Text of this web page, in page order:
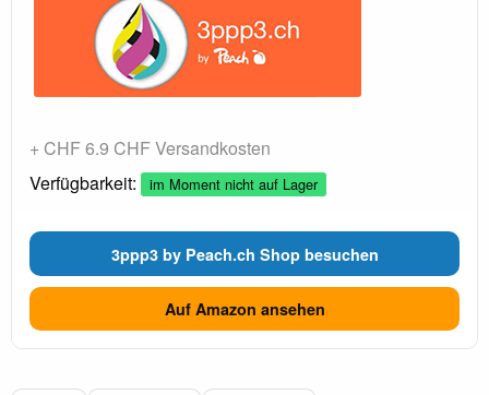
+ CHF 6.9 CHF Versandkosten
Verfügbarkeit:
im Moment nicht auf Lager
3ppp3 by Peach.ch Shop besuchen
Auf Amazon ansehen